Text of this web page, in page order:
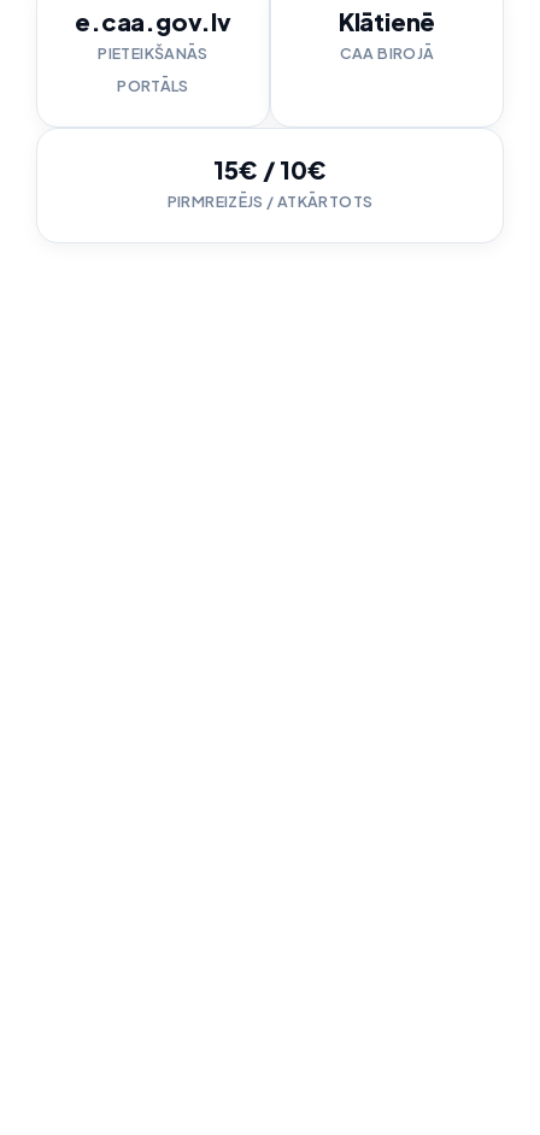
e.caa.gov.lv
PIETEIKŠANĀS
PORTĀLS
Klātienē
CAA BIROJĀ
15€ / 10€
PIRMREIZĒJS / ATKĀRTOTS